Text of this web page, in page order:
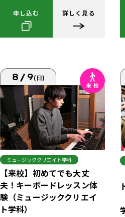
申し込む 詳しく見る
8/9(日)
ミュージッククリエイト学科
【来校】初めてでも大丈
夫！キーボードレッスン体
験（ミュージッククリエイ
ト学科）